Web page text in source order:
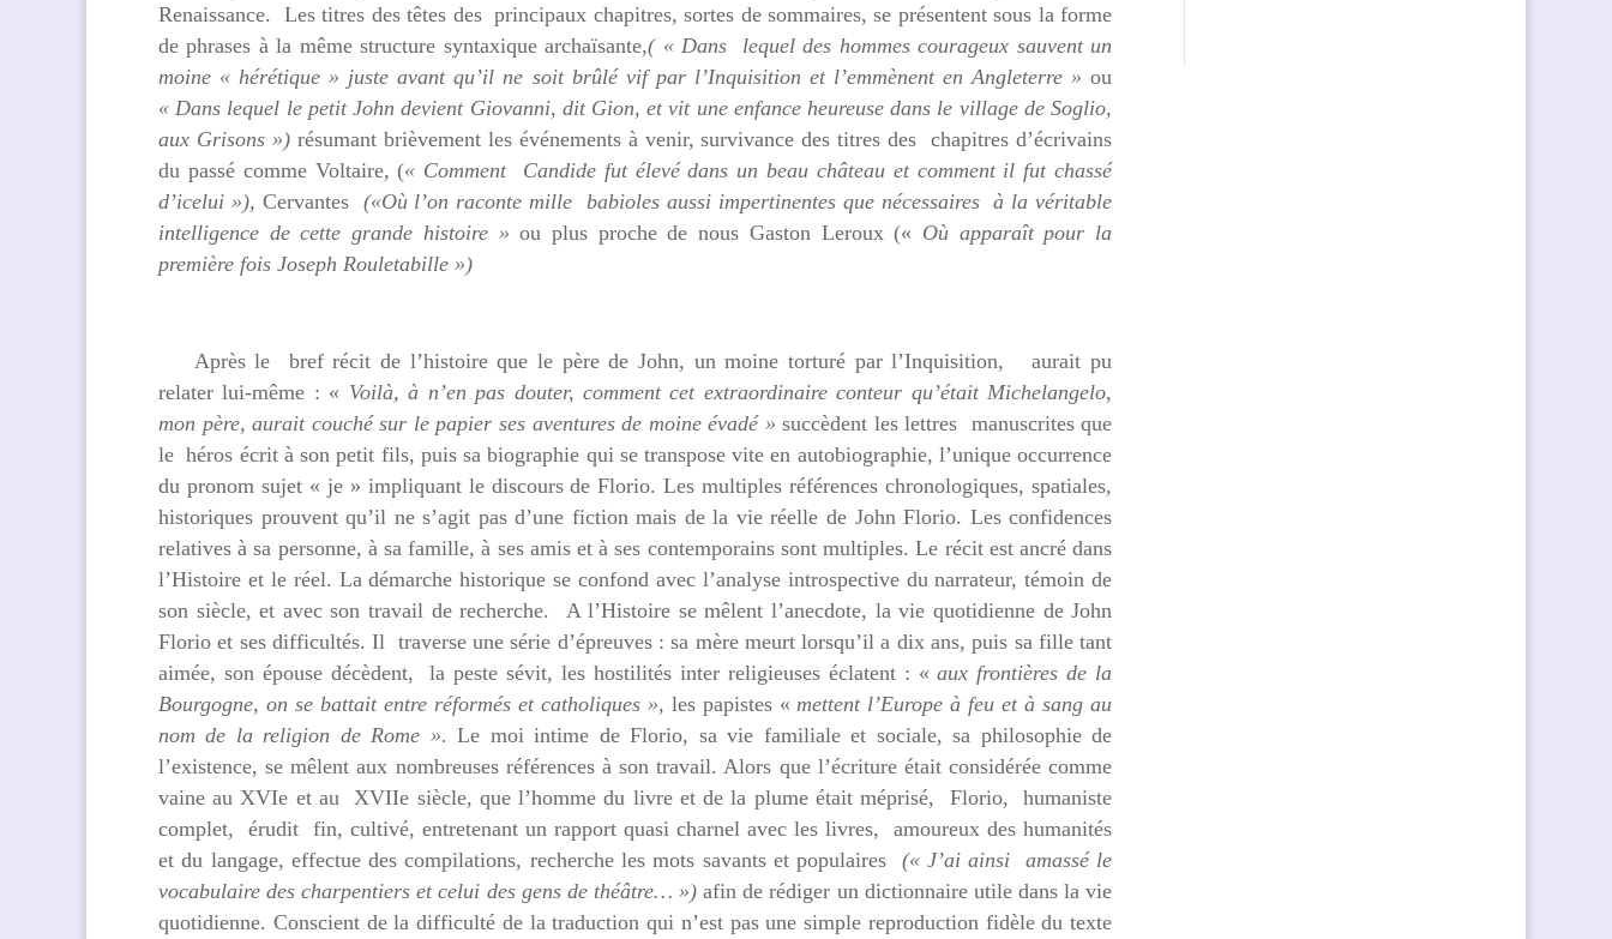
Renaissance. Les titres des têtes des principaux chapitres, sortes de sommaires, se présentent sous la forme
de phrases à la même structure syntaxique archaïsante,( « Dans lequel des hommes courageux sauvent un
moine « hérétique » juste avant qu’il ne soit brûlé vif par l’Inquisition et l’emmènent en Angleterre »ou
« Dans lequel le petit John devient Giovanni, dit Gion, et vit une enfance heureuse dans le village de Soglio,
aux Grisons »)résumant brièvement les événements à venir, survivance des titres des chapitres d’écrivains
du passé comme Voltaire, (« Comment Candide fut élevé dans un beau château et comment il fut chassé
d’icelui »), Cervantes («Où l’on raconte mille babioles aussi impertinentes que nécessaires à la véritable
intelligence de cette grande histoire »ou plus proche de nous Gaston Leroux (« Où apparaît pour la
première fois Joseph Rouletabille »)
Après le bref récit de l’histoire que le père de John, un moine torturé par l’Inquisition, aurait pu
relater lui-même : « Voilà, à n’en pas douter, comment cet extraordinaire conteur qu’était Michelangelo,
mon père, aurait couché sur le papier ses aventures de moine évadé » succèdent les lettres manuscrites que
le héros écrit à son petit fils, puis sa biographie qui se transpose vite en autobiographie, l’unique occurrence
du pronom sujet « je » impliquant le discours de Florio. Les multiples références chronologiques, spatiales,
historiques prouvent qu’il ne s’agit pas d’une fiction mais de la vie réelle de John Florio. Les confidences
relatives à sa personne, à sa famille, à ses amis et à ses contemporains sont multiples. Le récit est ancré dans
l’Histoire et le réel. La démarche historique se confond avec l’analyse introspective du narrateur, témoin de
son siècle, et avec son travail de recherche. A l’Histoire se mêlent l’anecdote, la vie quotidienne de John
Florio et ses difficultés. Il traverse une série d’épreuves : sa mère meurt lorsqu’il a dix ans, puis sa fille tant
aimée, son épouse décèdent, la peste sévit, les hostilités inter religieuses éclatent : «aux frontières de la
Bourgogne, on se battait entre réformés et catholiques », les papistes « mettent l’Europe à feu et à sang au
nom de la religion de Rome ». Le moi intime de Florio, sa vie familiale et sociale, sa philosophie de
l’existence, se mêlent aux nombreuses références à son travail. Alors que l’écriture était considérée comme
vaine au XVIe et au XVIIe siècle, que l’homme du livre et de la plume était méprisé, Florio, humaniste
complet, érudit fin, cultivé, entretenant un rapport quasi charnel avec les livres, amoureux des humanités
et du langage, effectue des compilations, recherche les mots savants et populaires
(« J’ai ainsi amassé le
vocabulaire des charpentiers et celui des gens de théâtre… »)afin de rédiger un dictionnaire utile dans la vie
quotidienne. Conscient de la difficulté de la traduction qui n’est pas une simple reproduction fidèle du texte